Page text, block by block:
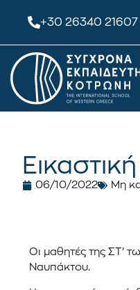
+30 26340 21607
06/10/2022 Μη
Οι μαθητές της ΣΤ’
Ναυπάκτου.